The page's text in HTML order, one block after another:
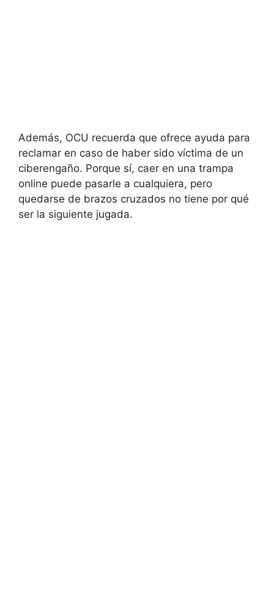
Además, OCU recuerda que ofrece ayuda para
reclamar en caso de haber sido víctima de un
ciberengaño. Porque sí, caer en una trampa
online puede pasarle a cualquiera, pero
quedarse de brazos cruzados no tiene por qué
ser la siguiente jugada.